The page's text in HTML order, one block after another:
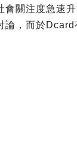
會關注度急速
論，而於Dcard